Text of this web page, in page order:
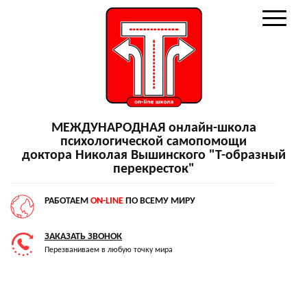
МЕЖДУНАРОДНАЯ онлайн-школа
психологической самопомощи
доктора Николая Вышинского "Т-образный
перекресток"
РАБОТАЕМ ON-LINE ПО ВСЕМУ МИРУ
ЗАКАЗАТЬ ЗВОНОК
Перезваниваем в любую точку мира